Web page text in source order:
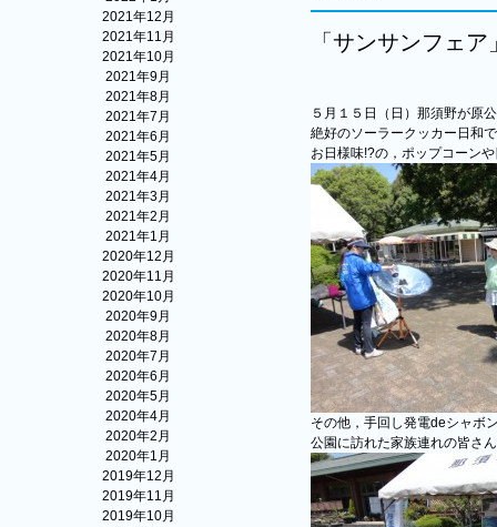
2021年12月
2021年11月
2021年10月
2021年9月
2021年8月
2021年7月
2021年6月
2021年5月
2021年4月
2021年3月
2021年2月
2021年1月
2020年12月
2020年11月
2020年10月
2020年9月
2020年8月
2020年7月
2020年6月
2020年5月
2020年4月
2020年2月
2020年1月
2019年12月
2019年11月
2019年10月
「サンサンフェ
５月１５日（日）那須野が原
絶好のソーラークッカー日和
お日様味!?の，ポップコーン
その他，手回し発電deシャボ
公園に訪れた家族連れの皆さ